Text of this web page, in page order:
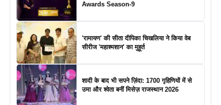
Awards Season-9
'रामायण' की सीता दीपिका चिखलिया ने किया वेब
सीरीज 'महाश्मशान' का मुहूर्त
शादी के बाद भी सपने ज़िंदा: 1700 गृहिणियों में से
उमा और श्वेता बनीं मिसेज़ राजस्थान 2026